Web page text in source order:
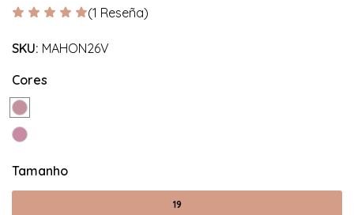
(1 Reseña)
SKU: MAHON26V
Cores
Tamanho
19